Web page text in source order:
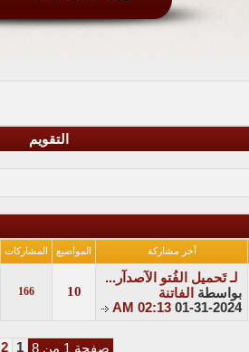
التقويم
آخر مشاركة المواضيع المشاركات
لـ تَحميل الفُتو الآصدآر...
بواسطة
الفاتنة
01-31-2024
02:13 AM
10
166
صفحة 1 من 8 1
2